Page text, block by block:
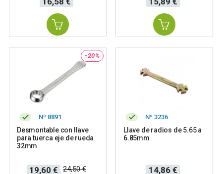
-20%
Nº 8891
Desmontable con llave
para tuerca eje de rueda
32mm
Precio
19,60 €
Precio
24,50 €
Nº 3236
Llave de radios de 5.65 a
6.85mm
Precio
14,86 €